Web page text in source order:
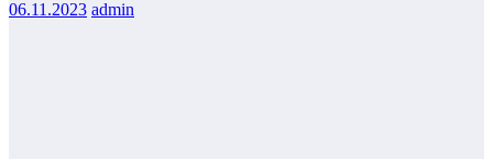
06.11.2023 admin